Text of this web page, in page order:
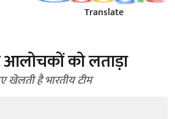
Translate
को लताड़ा
है भारतीय टीम